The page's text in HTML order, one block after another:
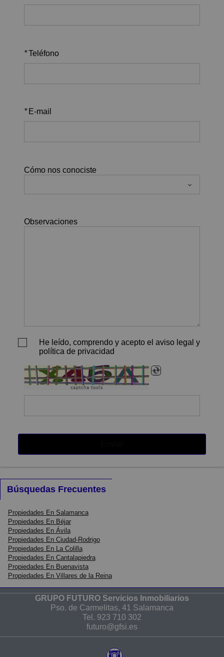
*Teléfono
* E-mail
Cómo nos conociste
Observaciones
He leído, comprendo y acepto el aviso legal y
política de privacidad
captcha tools
Búsquedas Frecuentes
Propiedades En Salamanca
Propiedades En Béjar
Propiedades En Ávila
Propiedades En Ciudad-Rodrigo
Propiedades En La Colilla
Propiedades En Cantalapiedra
Propiedades En Buenavista
Propiedades En Villares de la Reina
GRUPO FUTURO Servicios Inmobiliarios
Pso. de Carmelitas, 41 Salamanca
Tel. 923 710 302
futuro@gfsi.es